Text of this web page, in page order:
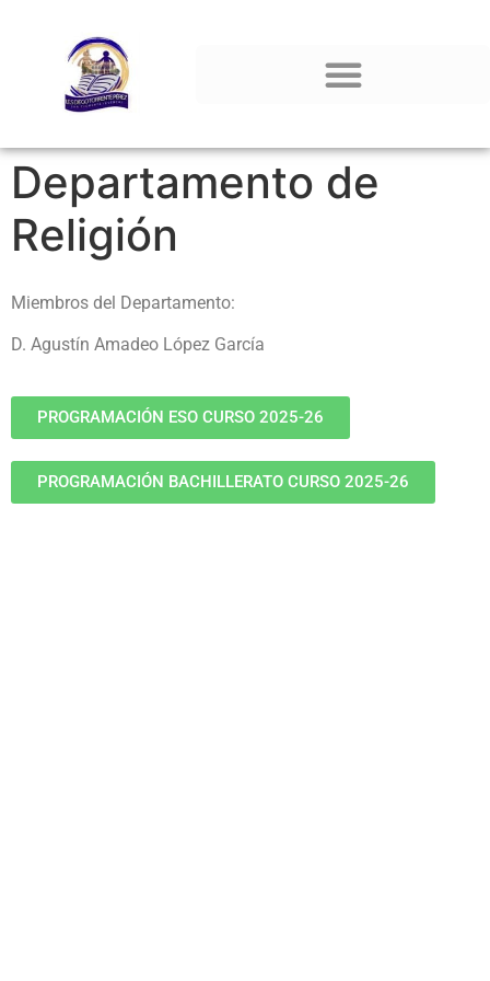
Departamento de
Religión
Miembros del Departamento:
D. Agustín Amadeo López García
PROGRAMACIÓN ESO CURSO 2025-26
PROGRAMACIÓN BACHILLERATO CURSO 2025-26